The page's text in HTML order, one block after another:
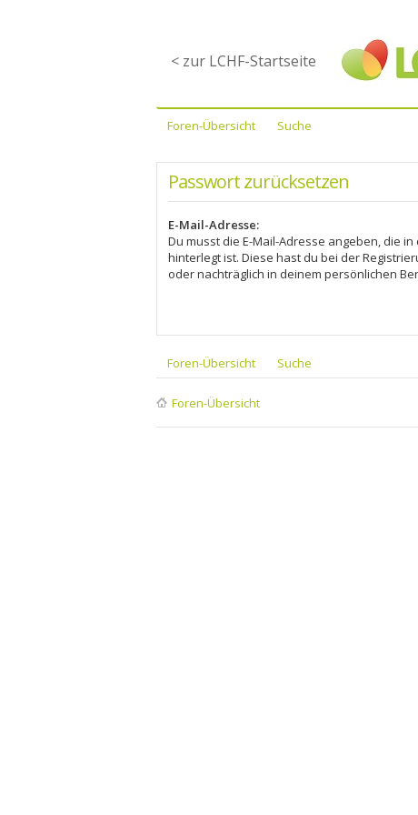
< zur LCHF-Startseite
Foren-Übersicht Suche
Passwort zurücksetzen
E-Mail-Adresse:
Du musst die E-Mail-Adresse angeben, die
hinterlegt ist. Diese hast du bei der
oder nachträglich in deinem persönlichen
Foren-Übersicht Suche
Foren-Übersicht